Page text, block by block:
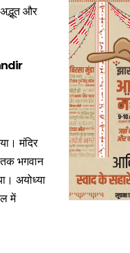
और
मंदिर
भगवान
अयोध्या
में